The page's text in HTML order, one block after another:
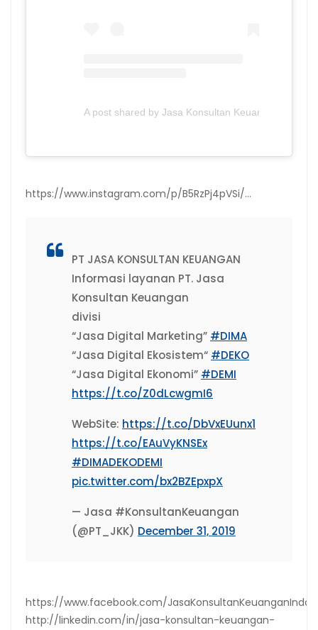
A post shared by Jasa Konsultan Keuangan
https://www.instagram.com/p/B5RzPj4pVSi/…
PT JASA KONSULTAN KEUANGAN
Informasi layanan PT. Jasa
Konsultan Keuangan
divisi
“Jasa Digital Marketing” #DIMA
“Jasa Digital Ekosistem“ #DEKO
“Jasa Digital Ekonomi” #DEMI
https://t.co/Z0dLcwgmI6
WebSite: https://t.co/DbVxEUunx1
https://t.co/EAuVyKNSEx
#DIMADEKODEMI
pic.twitter.com/bx2BZEpxpX
— Jasa #KonsultanKeuangan
(@PT_JKK) December 31, 2019
https://www.facebook.com/
http://linkedin.com/in/jasa-konsultan-keuangan-